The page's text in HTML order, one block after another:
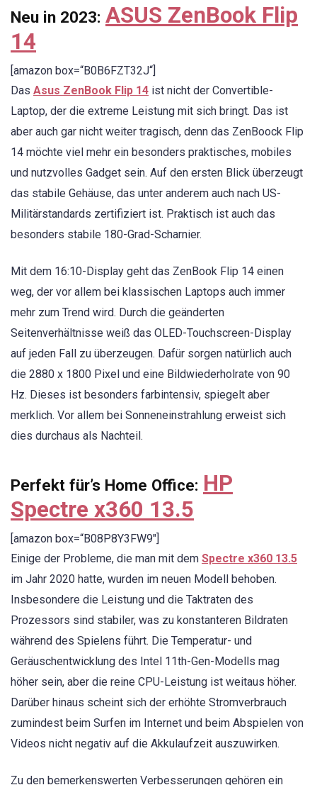
Neu in 2023: ASUS ZenBook Flip
14
[amazon box=“B0B6FZT32J“]
Das Asus ZenBook Flip 14 ist nicht der Convertible-
Laptop, der die extreme Leistung mit sich bringt. Das ist
aber auch gar nicht weiter tragisch, denn das ZenBoock Flip
14 möchte viel mehr ein besonders praktisches, mobiles
und nutzvolles Gadget sein. Auf den ersten Blick überzeugt
das stabile Gehäuse, das unter anderem auch nach US-
Militärstandards zertifiziert ist. Praktisch ist auch das
besonders stabile 180-Grad-Scharnier.
Mit dem 16:10-Display geht das ZenBook Flip 14 einen
weg, der vor allem bei klassischen Laptops auch immer
mehr zum Trend wird. Durch die geänderten
Seitenverhältnisse weiß das OLED-Touchscreen-Display
auf jeden Fall zu überzeugen. Dafür sorgen natürlich auch
die 2880 x 1800 Pixel und eine Bildwiederholrate von 90
Hz. Dieses ist besonders farbintensiv, spiegelt aber
merklich. Vor allem bei Sonneneinstrahlung erweist sich
dies durchaus als Nachteil.
Perfekt für’s Home Office: HP
Spectre x360 13.5
[amazon box=“B08P8Y3FW9″]
Einige der Probleme, die man mit dem Spectre x360 13.5
im Jahr 2020 hatte, wurden im neuen Modell behoben.
Insbesondere die Leistung und die Taktraten des
Prozessors sind stabiler, was zu konstanteren Bildraten
während des Spielens führt. Die Temperatur- und
Geräuschentwicklung des Intel 11th-Gen-Modells mag
höher sein, aber die reine CPU-Leistung ist weitaus höher.
Darüber hinaus scheint sich der erhöhte Stromverbrauch
zumindest beim Surfen im Internet und beim Abspielen von
Videos nicht negativ auf die Akkulaufzeit auszuwirken.
Zu den bemerkenswerten Verbesserungen gehören ein